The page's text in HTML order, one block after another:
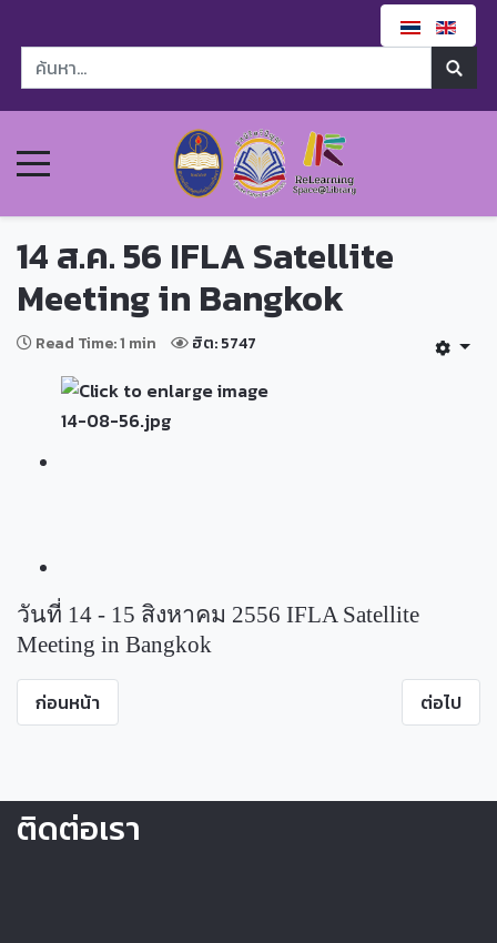
14 ส.ค. 56 IFLA Satellite
Meeting in Bangkok
Read Time: 1 min ฮิต: 5747
วันที่ 14 - 15 สิงหาคม 2556 IFLA Satellite
Meeting in Bangkok
ก่อนหน้า ต่อไป
ติดต่อเรา